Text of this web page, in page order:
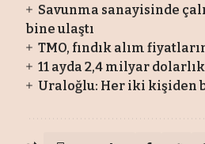
Savunma sanayisinde
bine ulaştı
TMO, fındık alım
11 ayda 2,4 milyar
Uraloğlu: Her iki kişiden